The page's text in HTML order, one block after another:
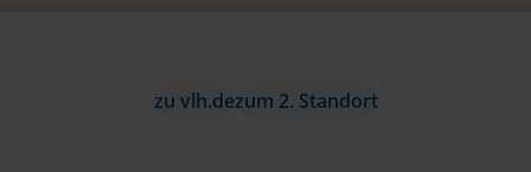
zu vlh.dezum 2. Standort